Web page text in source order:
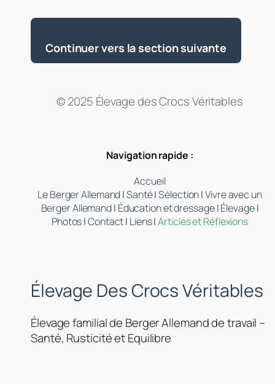
Continuer vers la section suivante
© 2025 Élevage des Crocs Véritables
Navigation rapide :
Accueil
Le Berger Allemand|Santé|Sélection|Vivre avec un
Berger Allemand| Éducation et dressage|Élevage|
Photos|Contact| Liens|Articles et Réflexions
Élevage Des Crocs Véritables
Élevage familial de Berger Allemand de travail –
Santé, Rusticité et Equilibre